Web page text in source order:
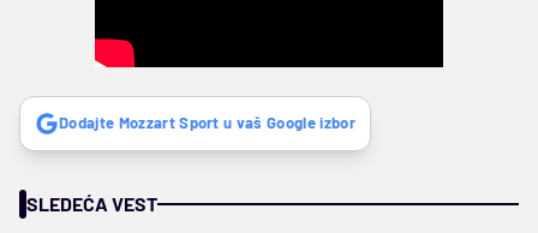
Dodajte Mozzart Sport u vaš Google izbor
SLEDEĆA VEST